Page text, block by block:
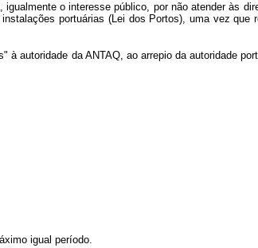
o interesse público, por não atender às
portuárias (Lei dos Portos), uma vez que
autoridade da ANTAQ, ao arrepio da autoridade
igual período.